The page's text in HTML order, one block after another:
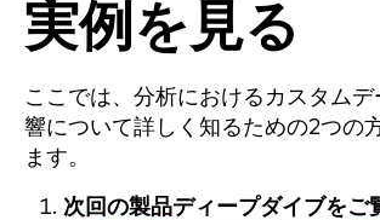
実例を見る
ここでは、分析におけるカスタム
響について詳しく知るための2つの
ます。
次回の製品ディープダイブをご